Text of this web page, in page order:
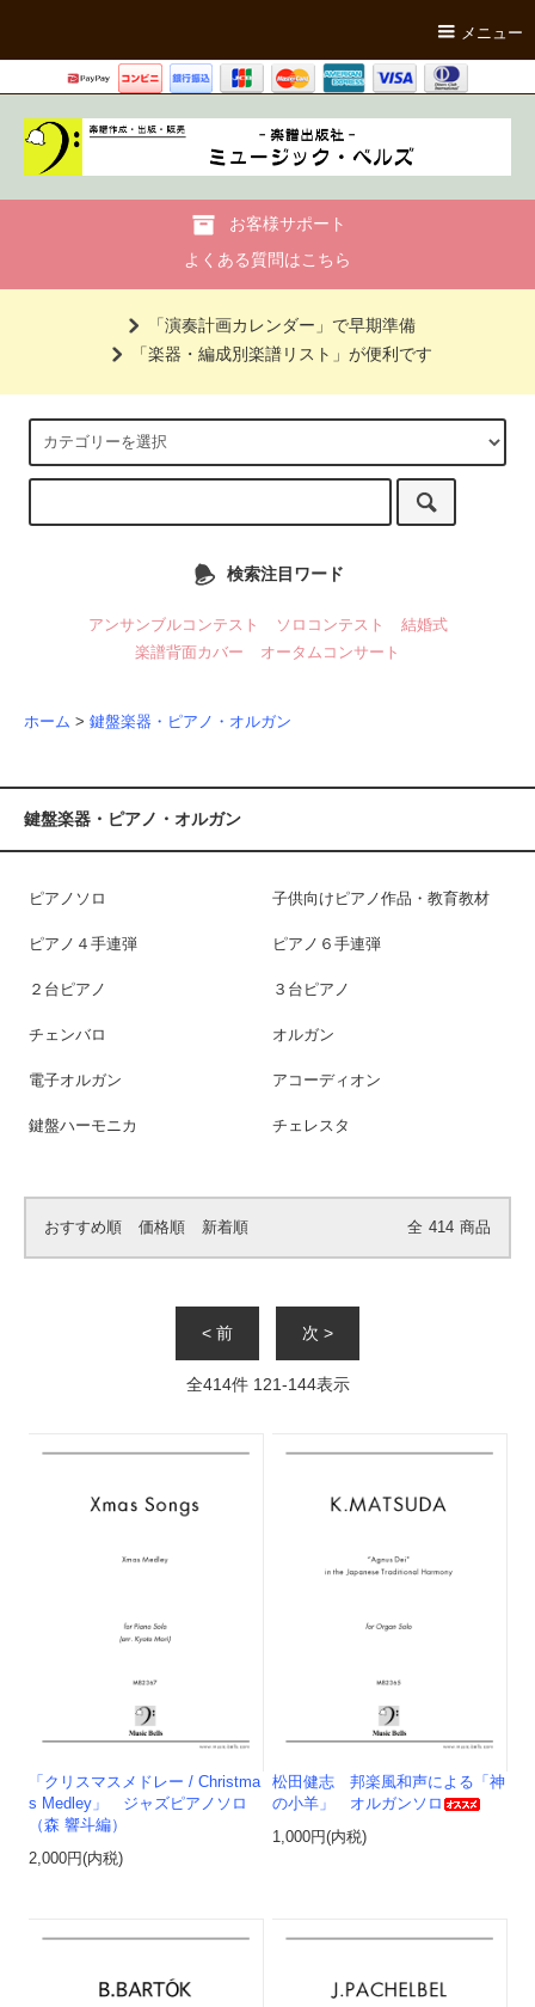
メニュー
お客様サポート
よくある質問はこちら
「演奏計画カレンダー」で早期準備
「楽器・編成別楽譜リスト」が便利です
検索注目ワード
アンサンブルコンテスト ソロコンテスト
結婚式
楽譜背面カバー
オータムコンサート
ホーム > 鍵盤楽器・ピアノ・オルガン
鍵盤楽器・ピアノ・オルガン
ピアノソロ 子供向けピアノ作品・教育教材
ピアノ４手連弾 ピアノ６手連弾
２台ピアノ ３台ピアノ
チェンバロ オルガン
電子オルガン アコーディオン
鍵盤ハーモニカ チェレスタ
おすすめ順 価格順 新着順 全 414 商品
< 前 次 >
全414件 121-144表示
「クリスマスメドレー / Christma
s Medley」 ジャズピアノソロ
（森 響斗編）
2,000円(内税)
松田健志 邦楽風和声による「神
の小羊」 オルガンソロ
1,000円(内税)